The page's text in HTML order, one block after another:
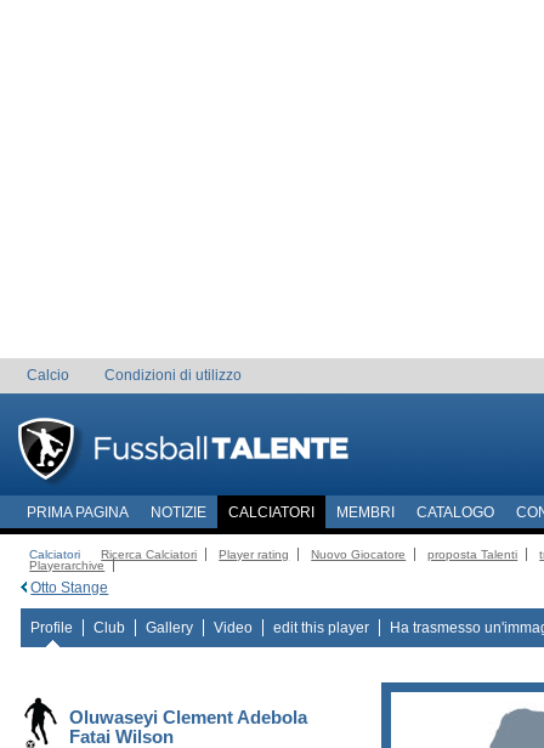
Calcio Condizioni di utilizzo
PRIMA PAGINA NOTIZIE CALCIATORI MEMBRI CATALOGO
Calciatori Ricerca Calciatori Player rating Nuovo Giocatore proposta Talenti
Playerarchive
Otto Stange
Profile Club Gallery Video edit this player Ha trasmesso
Oluwaseyi Clement Adebola
Fatai Wilson